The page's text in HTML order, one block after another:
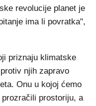
revolucije planet je
ima li povratka",
priznaju klimatske
njih zapravo
Onu u kojoj ćemo
prostoriju, a